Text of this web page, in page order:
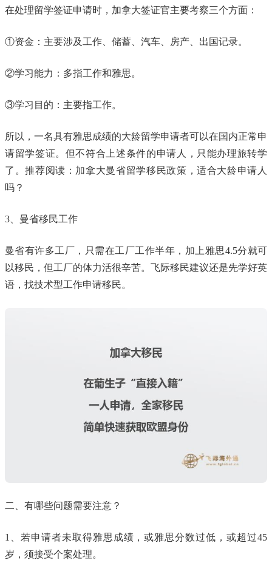
在处理留学签证申请时，加拿大签证官主要考察三个方面：
①资金：主要涉及工作、储蓄、汽车、房产、出国记录。
②学习能力：多指工作和雅思。
③学习目的：主要指工作。
所以，一名具有雅思成绩的大龄留学申请者可以在国内正常申
请留学签证。但不符合上述条件的申请人，只能办理旅转学
了。推荐阅读：加拿大曼省留学移民政策，适合大龄申请人
吗？
3、曼省移民工作
曼省有许多工厂，只需在工厂工作半年，加上雅思4.5分就可
以移民，但工厂的体力活很辛苦。飞际移民建议还是先学好英
语，找技术型工作申请移民。
二、有哪些问题需要注意？
1、若申请者未取得雅思成绩，或雅思分数过低，或超过45
岁，须接受个案处理。